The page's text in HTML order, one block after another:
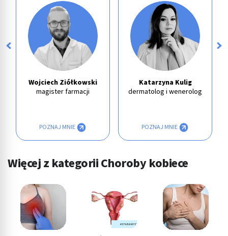
Wojciech Ziółkowski
magister farmacji
POZNAJ MNIE
Katarzyna Kulig
dermatolog i wenerolog
POZNAJ MNIE
Więcej z kategorii Choroby kobiece